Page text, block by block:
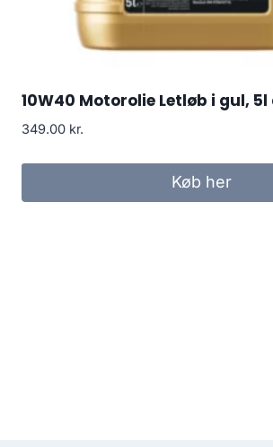
10W40 Motorolie Letløb i gul, 5l
349.00 kr.
Køb her